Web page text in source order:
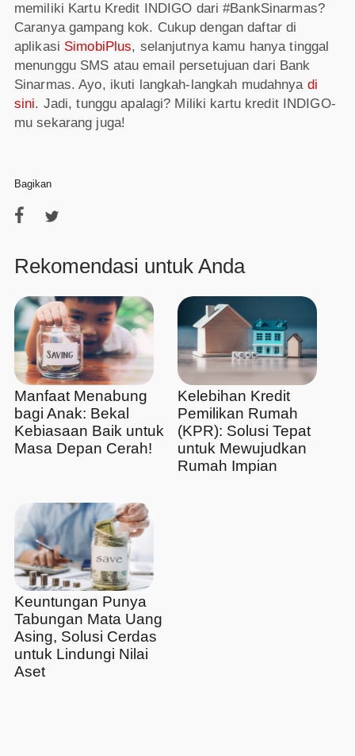
memiliki Kartu Kredit INDIGO dari #BankSinarmas?
Caranya gampang kok. Cukup dengan daftar di
aplikasi SimobiPlus, selanjutnya kamu hanya tinggal
menunggu SMS atau email persetujuan dari Bank
Sinarmas. Ayo, ikuti langkah-langkah mudahnya di
sini. Jadi, tunggu apalagi? Miliki kartu kredit INDIGO-
mu sekarang juga!
Bagikan
Rekomendasi untuk Anda
Manfaat Menabung
bagi Anak: Bekal
Kebiasaan Baik untuk
Masa Depan Cerah!
Kelebihan Kredit
Pemilikan Rumah
(KPR): Solusi Tepat
untuk Mewujudkan
Rumah Impian
Keuntungan Punya
Tabungan Mata Uang
Asing, Solusi Cerdas
untuk Lindungi Nilai
Aset